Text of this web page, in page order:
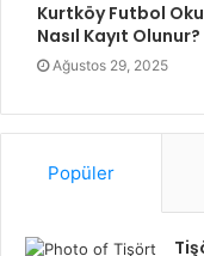
Kurtköy Futbol
Nasıl Kayıt Olunur?
Ağustos 29, 2025
Popüler